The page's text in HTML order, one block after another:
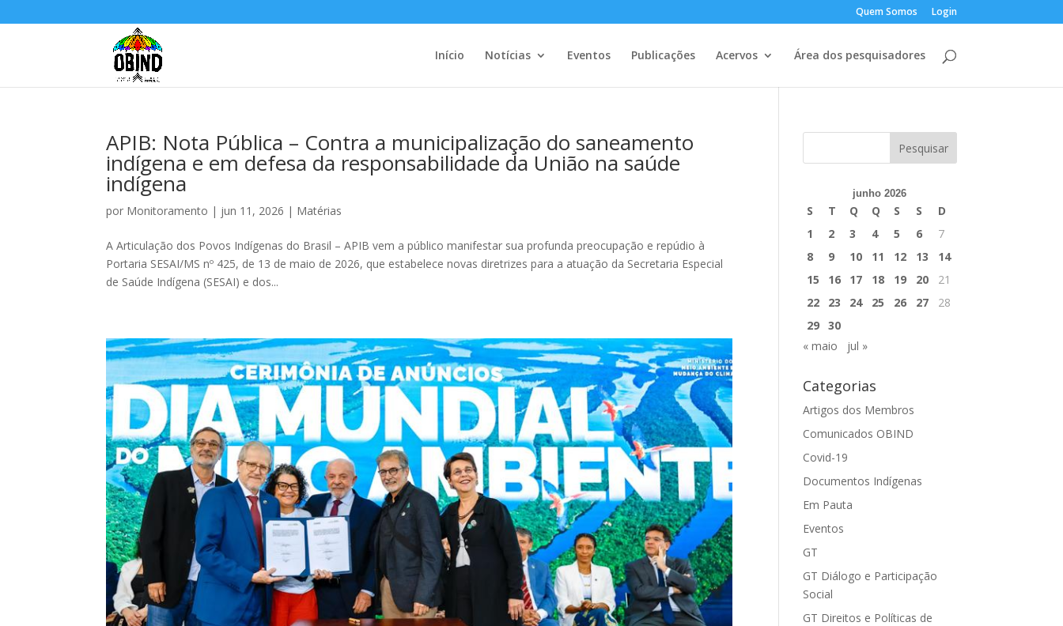
Quem Somos Login
Início Notícias Eventos Publicações Acervos Área dos pesquisadores
APIB: Nota Pública – Contra a municipalização do saneamento
indígena e em defesa da responsabilidade da União na saúde
indígena
por Monitoramento | jun 11, 2026 | Matérias
A Articulação dos Povos Indígenas do Brasil – APIB vem a público manifestar sua profunda preocupação e repúdio à
Portaria SESAI/MS nº 425, de 13 de maio de 2026, que estabelece novas diretrizes para a atuação da Secretaria Especial
de Saúde Indígena (SESAI) e dos...
junho 2026
S T Q Q S S
D
1
2 3 4 5 6
7
8
9 10 11 12 13
14
15
16 17 18 19 20
21
22
23 24 25 26 27
28
29 30
« maio
jul »
Categorias
Artigos dos Membros
Comunicados OBIND
Covid-19
Documentos Indígenas
Em Pauta
Eventos
GT
GT Diálogo e Participação
Social
GT Direitos e Políticas de